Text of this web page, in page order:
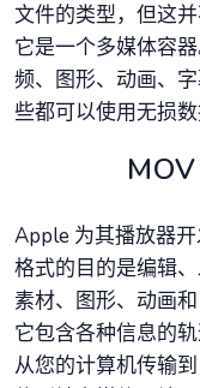
文件的类型，但这
它是一个多媒体容
频、图形、动画、
些都可以使用无损
Apple 为其播放器
格式的目的是编辑
素材、图形、动画
它包含各种信息的
从您的计算机传输